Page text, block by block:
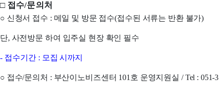
□ 접수/문의처
○ 신청서 접수 : 메일 및 방문 접수(접수된 서류는 반환 불가)
단, 사전방문 하여 입주실 현장 확인 필수
- 접수기간 : 모집 시까지
○ 접수/문의처 : 부산이노비즈센터 101 호 운영지원실 / Tel : 051-3